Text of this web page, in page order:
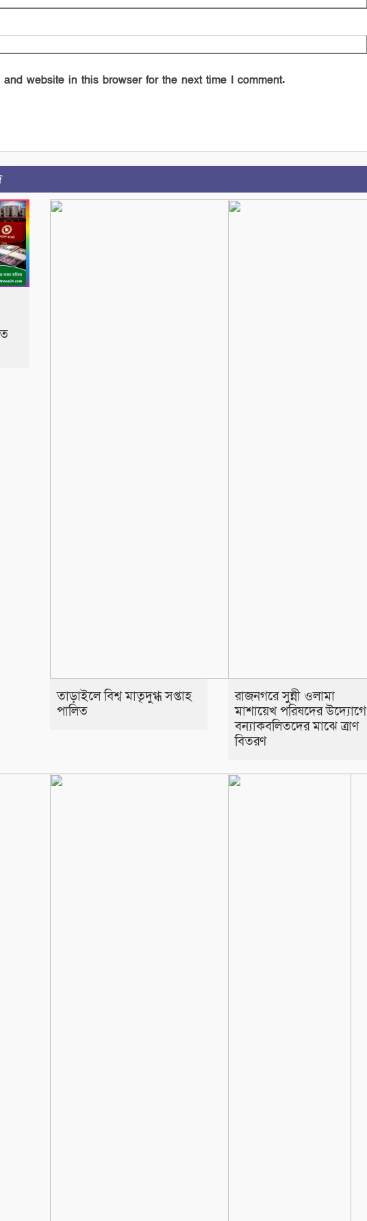
website in this browser for the next time I comment.
তাড়াইলে বিশ্ব মাতৃদুগ্ধ সপ্তাহ
পালিত
রাজনগরে সুন্নী ওলামা
মাশায়েখ পরিষদের উদ্যোগে
বন্যাকবলিতদের মাঝে ত্রাণ
বিতরণ